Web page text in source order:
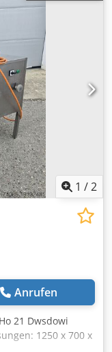
1 /2
Anrufen
21 Dwsdowi
1250 x 700 x